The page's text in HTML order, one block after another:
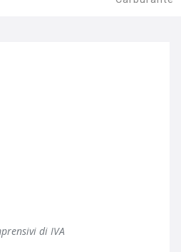
di IVA